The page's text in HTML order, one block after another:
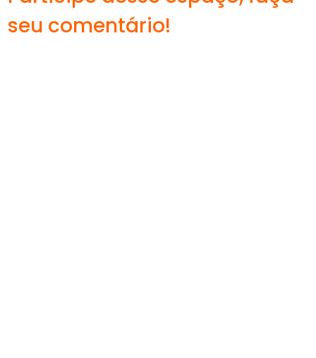
seu comentário!